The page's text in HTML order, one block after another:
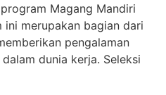
Magang Mandiri
ini merupakan bagian dari
pengalaman
dunia kerja. Seleksi